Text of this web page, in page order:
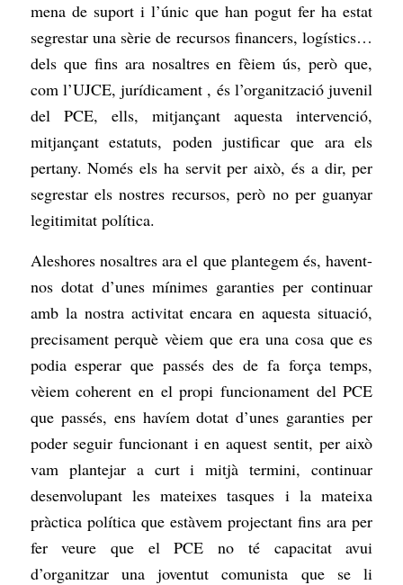
mena de suport i l’únic que han pogut fer ha estat
segrestar una sèrie de recursos financers, logístics…
dels que fins ara nosaltres en fèiem ús, però que,
com l’UJCE, jurídicament , és l’organització juvenil
del PCE, ells, mitjançant aquesta intervenció,
mitjançant estatuts, poden justificar que ara els
pertany. Només els ha servit per això, és a dir, per
segrestar els nostres recursos, però no per guanyar
legitimitat política.
Aleshores nosaltres ara el que plantegem és, havent-
nos dotat d’unes mínimes garanties per continuar
amb la nostra activitat encara en aquesta situació,
precisament perquè vèiem que era una cosa que es
podia esperar que passés des de fa força temps,
vèiem coherent en el propi funcionament del PCE
que passés, ens havíem dotat d’unes garanties per
poder seguir funcionant i en aquest sentit, per això
vam plantejar a curt i mitjà termini, continuar
desenvolupant les mateixes tasques i la mateixa
pràctica política que estàvem projectant fins ara per
fer veure que el PCE no té capacitat avui
d’organitzar una joventut comunista que se li